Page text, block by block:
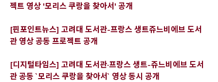
젝트 영상 '모리스 쿠랑을 찾아서' 공개
[핀포인트뉴스] 고려대 도서관-프랑스 생트쥬느비에브 도서
관 영상 공동 프로젝트 공개
[디지털타임스] 고려대 도서관·프랑스 생트-쥬느비에브 도서
관 공동 `모리스 쿠랑을 찾아서` 영상 동시 공개